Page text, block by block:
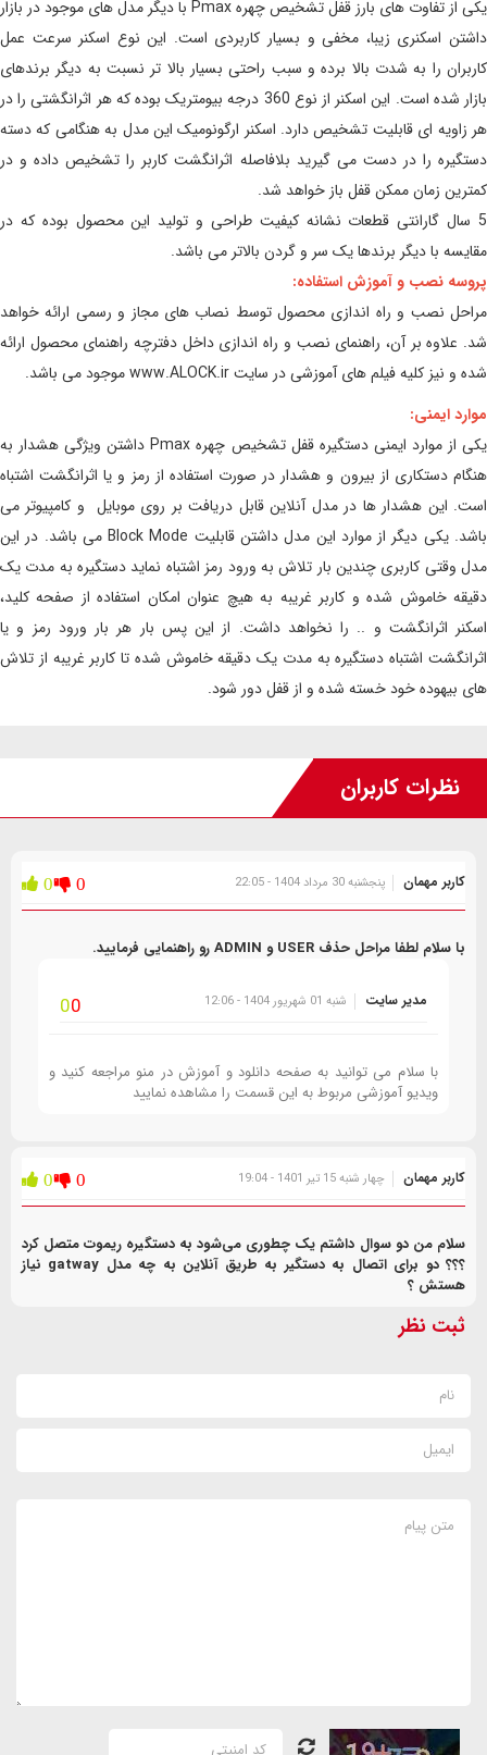
یکی از تفاوت های بارز قفل تشخیص چهره Pmax با دیگر مدل های موجود در بازار
داشتن اسکنری زیبا، مخفی و بسیار کاربردی است. این نوع اسکنر سرعت عمل
کاربران را به شدت بالا برده و سبب راحتی بسیار بالا تر نسبت به دیگر برندهای
بازار شده است. این اسکنر از نوع 360 درجه بیومتریک بوده که هر اثرانگشتی را در
هر زاویه ای قابلیت تشخیص دارد. اسکنر ارگونومیک این مدل به هنگامی که دسته
دستگیره را در دست می گیرید بلافاصله اثرانگشت کاربر را تشخیص داده و در
کمترین زمان ممکن قفل باز خواهد شد.
5 سال گارانتی قطعات نشانه کیفیت طراحی و تولید این محصول بوده که در
مقایسه با دیگر برندها یک سر و گردن بالاتر می باشد.
پروسه نصب و آموزش استفاده:
مراحل نصب و راه اندازی محصول توسط نصاب های مجاز و رسمی ارائه خواهد
شد. علاوه بر آن، راهنمای نصب و راه اندازی داخل دفترچه راهنمای محصول ارائه
شده و نیز کلیه فیلم های آموزشی در سایت www.ALOCK.ir موجود می باشد.
موارد ایمنی:
یکی از موارد ایمنی دستگیره قفل تشخیص چهره Pmax داشتن ویژگی هشدار به
هنگام دستکاری از بیرون و هشدار در صورت استفاده از رمز و یا اثرانگشت اشتباه
است. این هشدار ها در مدل آنلاین قابل دریافت بر روی موبایل و کامپیوتر می
باشد. یکی دیگر از موارد این مدل داشتن قابلیت Block Mode می باشد. در این
مدل وقتی کاربری چندین بار تلاش به ورود رمز اشتباه نماید دستگیره به مدت یک
دقیقه خاموش شده و کاربر غریبه به هیچ عنوان امکان استفاده از صفحه کلید،
اسکنر اثرانگشت و .. را نخواهد داشت. از این پس بار هر بار ورود رمز و یا
اثرانگشت اشتباه دستگیره به مدت یک دقیقه خاموش شده تا کاربر غریبه از تلاش
های بیهوده خود خسته شده و از قفل دور شود.
نظرات کاربران
کاربر مهمان پنجشنبه 30 مرداد 1404 - 22:05 0 0
با سلام لطفا مراحل حذف USER و ADMIN رو راهنمایی فرمایید.
مدیر سایت شنبه 01 شهریور 1404 - 12:06 00
با سلام می توانید به صفحه دانلود و آموزش در منو مراجعه کنید و
ویدیو آموزشی مربوط به این قسمت را مشاهده نمایید
کاربر مهمان چهار شنبه 15 تیر 1401 - 19:04 0 0
سلام من دو سوال داشتم یک چطوری می‌شود به دستگیره ریموت متصل کرد
؟؟؟ دو برای اتصال به دستگیر به طریق آنلاین به چه مدل gatway نیاز
هستش ؟
ثبت نظر